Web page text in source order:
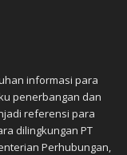
informasi para
penerbangan dan
referensi para
dilingkungan PT
Perhubungan,